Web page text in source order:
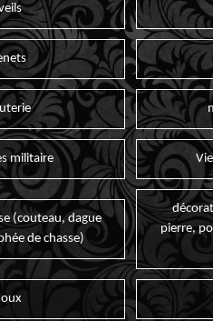
militaire
(couteau, dague
de chasse)
pierre,